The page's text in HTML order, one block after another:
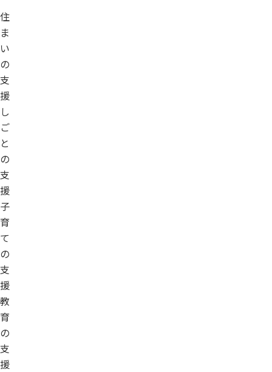
住
ま
い
の
支
援
し
ご
と
の
支
援
子
育
て
の
支
援
教
育
の
支
援